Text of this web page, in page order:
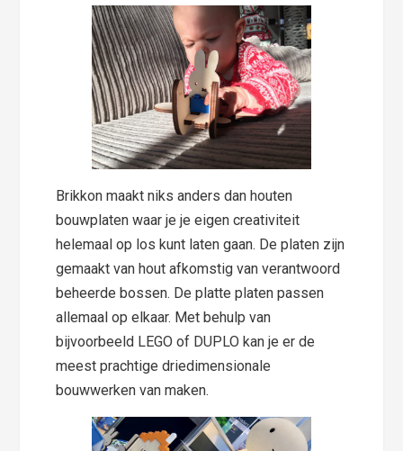
Brikkon maakt niks anders dan houten
bouwplaten waar je je eigen creativiteit
helemaal op los kunt laten gaan. De platen zijn
gemaakt van hout afkomstig van verantwoord
beheerde bossen. De platte platen passen
allemaal op elkaar. Met behulp van
bijvoorbeeld LEGO of DUPLO kan je er de
meest prachtige driedimensionale
bouwwerken van maken.